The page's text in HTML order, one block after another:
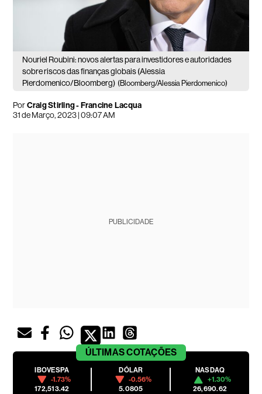
Nouriel Roubini: novos alertas para investidores e autoridades
sobre riscos das finanças globais (Alessia
Pierdomenico/Bloomberg) (Bloomberg/Alessia Pierdomenico)
PorCraig Stirling - Francine Lacqua
31 de Março, 2023 | 09:07 AM
PUBLICIDADE
ÚLTIMASCOTAÇÕES
IBOVESPA
-1.73%
172,513.42
DÓLAR
-0.56%
5.0805
NASDAQ
+1.30%
26,690.62